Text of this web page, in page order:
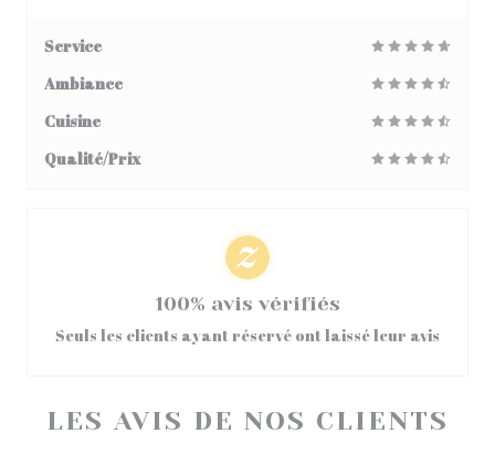
LES AVIS DE NOS CLIENTS
Service
Ambiance
Cuisine
Qualité/Prix
100% avis vérifiés
Seuls les clients ayant réservé ont laissé leur avis